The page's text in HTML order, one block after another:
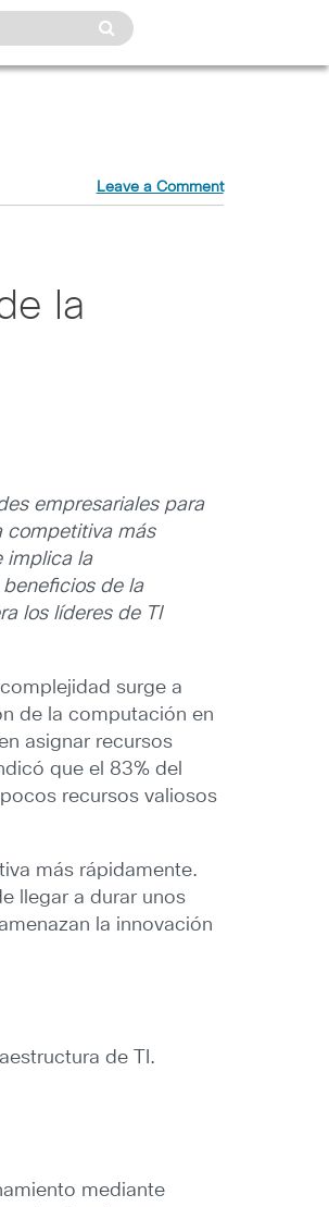
Leave a Comment
la
empresariales para
competitiva más
implica la
de la
los líderes de TI
surge a
de la computación en
asignar recursos
que el 83% del
recursos valiosos
más rápidamente.
llegar a durar unos
la innovación
de TI.
mediante